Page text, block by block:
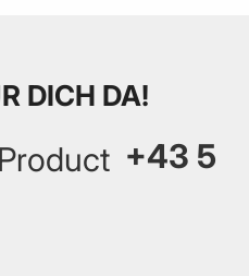
DICH DA!
+43 5